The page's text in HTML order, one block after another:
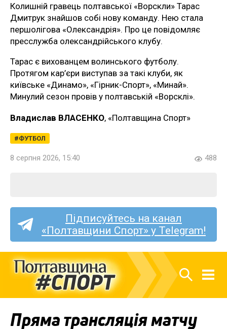
Колишній гравець полтавської «Ворскли» Тарас
Дмитрук знайшов собі нову команду. Нею стала
першолігова «Олександрія». Про це повідомляє
пресслужба олександрійського клубу.
Тарас є вихованцем волинського футболу.
Протягом кар’єри виступав за такі клуби, як
київське «Динамо», «Гірник-Спорт», «Минай».
Минулий сезон провів у полтавській «Ворсклі».
Владислав ВЛАСЕНКО, «Полтавщина Спорт»
ФУТБОЛ
8 серпня 2026, 15:40 488
Підписуйтесь на канал
«Полтавщини Спорт» у Telegram!
Пряма трансляція матчу